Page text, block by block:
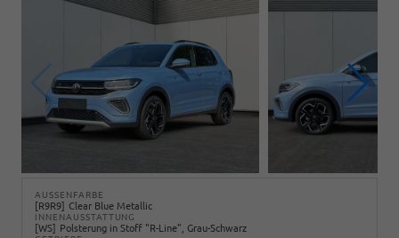
AUSSENFARBE
R9R9 Clear Blue Metallic
INNENAUSSTATTUNG
WS Polsterung in Stoff "R-Line", Grau-Schwarz